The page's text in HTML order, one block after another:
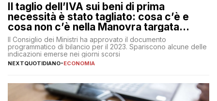
Il taglio dell’IVA sui beni di prima
necessità è stato tagliato: cosa c’è e
cosa non c’è nella Manovra targata
Meloni
Il Consiglio dei Ministri ha approvato il documento
programmatico di bilancio per il 2023. Spariscono alcune delle
indicazioni emerse nei giorni scorsi
NEXTQUOTIDIANO-ECONOMIA